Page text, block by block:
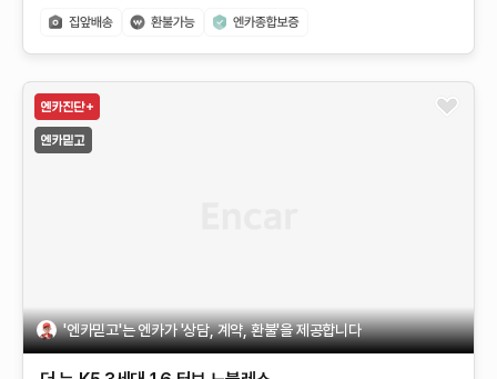
'엔카믿고'는 엔카가 '상담, 계약, 환불'을 제공합니다